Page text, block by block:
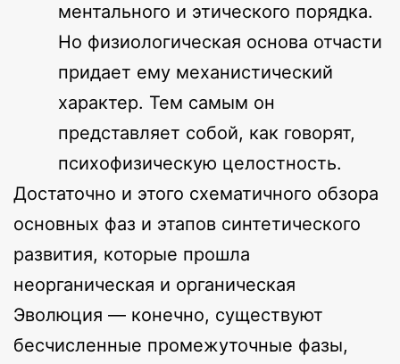
ментального и этического порядка.
Но физиологическая основа отчасти
придает ему механистический
характер. Тем самым он
представляет собой, как говорят,
психофизическую целостность.
Достаточно и этого схематичного обзора
основных фаз и этапов синтетического
развития, которые прошла
неорганическая и органическая
Эволюция — конечно, существуют
бесчисленные промежуточные фазы,